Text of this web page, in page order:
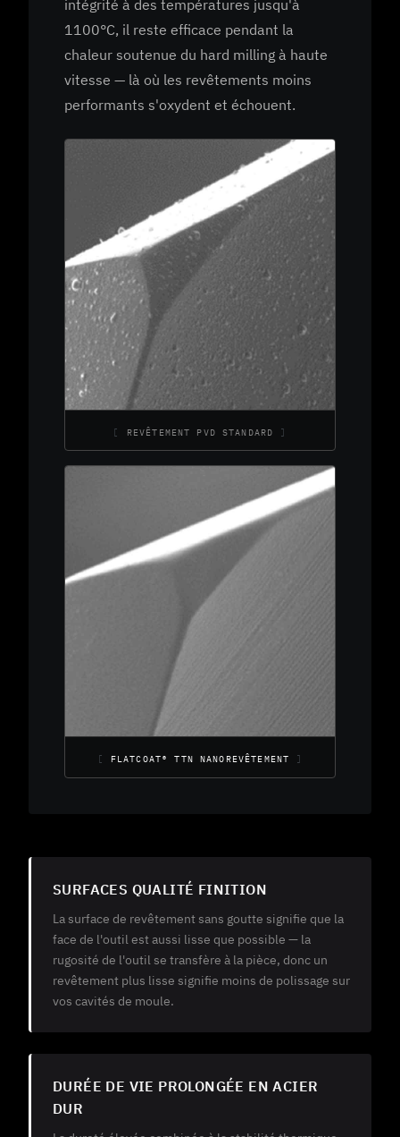
intégrité à des températures jusqu'à
1100°C, il reste efficace pendant la
chaleur soutenue du hard milling à haute
vitesse — là où les revêtements moins
performants s'oxydent et échouent.
REVÊTEMENT PVD STANDARD
FLATCOAT® TTN NANOREVÊTEMENT
SURFACES QUALITÉ FINITION
La surface de revêtement sans goutte signifie que la
face de l'outil est aussi lisse que possible — la
rugosité de l'outil se transfère à la pièce, donc un
revêtement plus lisse signifie moins de polissage sur
vos cavités de moule.
DURÉE DE VIE PROLONGÉE EN ACIER
DUR